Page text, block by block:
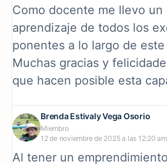
Como docente me llevo un
aprendizaje de todos los
ponentes a lo largo de
Muchas gracias y
que hacen posible esta
Brenda Estivaly Vega Osorio
Miembro
12 de noviembre de 2025 a las 12:20 am
Al tener un